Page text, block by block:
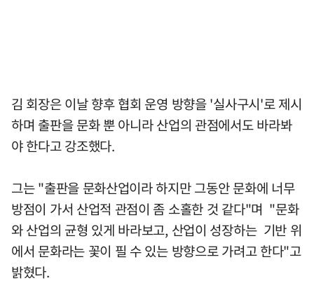
김 회장은 이날 향후 협회 운영 방향을 '실사구시'로 제시
하며 출판을 문화 뿐 아니라 산업의 관점에서도 바라봐
야 한다고 강조했다.
그는 "출판을 문화산업이라 하지만 그동안 문화에 너무
방점이 가서 산업적 관점이 좀 소홀한 것 같다"며 "문화
와 산업의 균형 있게 바라보고, 산업이 성장하는 기반 위
에서 문화라는 꽃이 필 수 있는 방향으로 가려고 한다"고
밝혔다.